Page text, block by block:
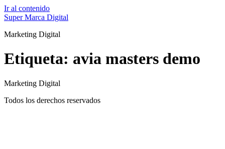
Ir al contenido
Super Marca Digital
Marketing Digital
Etiqueta: avia masters demo
Marketing Digital
Todos los derechos reservados